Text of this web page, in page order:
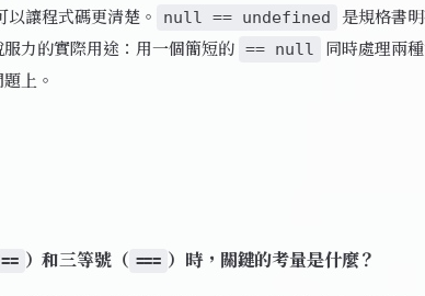
以讓程式碼更清楚。 null == undefined
是規格書
力的實際用途：用一個簡短的 == null
同時處理兩
上。
== ）和三等號（ === ）時，關鍵的考量是什麼？